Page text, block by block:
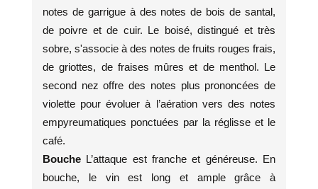
notes de garrigue à des notes de bois de santal,
de poivre et de cuir. Le boisé, distingué et très
sobre, s'associe à des notes de fruits rouges frais,
de griottes, de fraises mûres et de menthol. Le
second nez offre des notes plus prononcées de
violette pour évoluer à l’aération vers des notes
empyreumatiques ponctuées par la réglisse et le
café.
Bouche L’attaque est franche et généreuse. En
bouche, le vin est long et ample grâce à